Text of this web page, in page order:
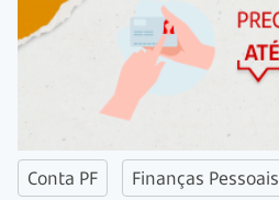
Conta PF Finanças Pessoais